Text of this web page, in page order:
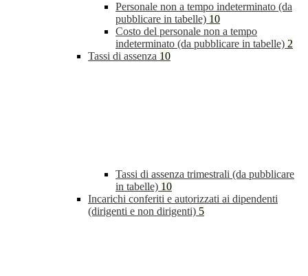
Personale non a tempo indeterminato (da
pubblicare in tabelle) 10
Costo del personale non a tempo
indeterminato (da pubblicare in tabelle) 2
Tassi di assenza 10
Tassi di assenza trimestrali (da pubblicare
in tabelle) 10
Incarichi conferiti e autorizzati ai dipendenti
(dirigenti e non dirigenti) 5